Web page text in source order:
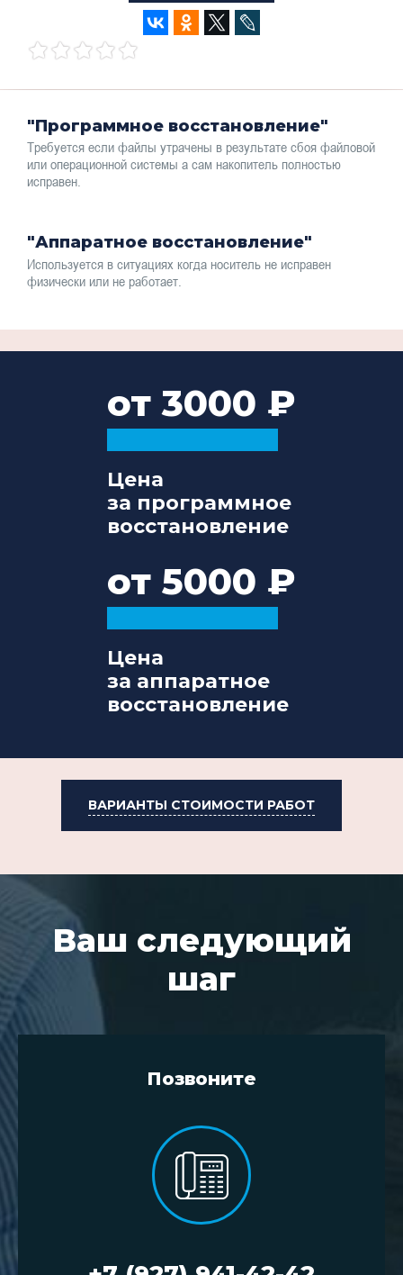
"Программное восстановление"
Требуется если файлы утрачены в результате сбоя файловой
или операционной системы а сам накопитель полностью
исправен.
"Аппаратное восстановление"
Используется в ситуациях когда носитель не исправен
физически или не работает.
от 3000
Цена
за программное
восстановление
от 5000
Цена
за аппаратное
восстановление
ВАРИАНТЫ СТОИМОСТИ РАБОТ
Ваш следующий
шаг
Позвоните